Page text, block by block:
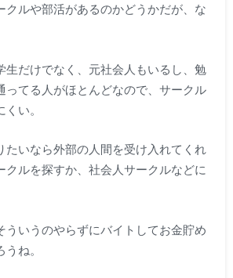
クルや部活があるのかどうかだが、な
生だけでなく、元社会人もいるし、勉
ってる人がほとんどなので、サークル
い。
たいなら外部の人間を受け入れてくれ
クルを探すか、社会人サークルなどに
ういうのやらずにバイトしてお金貯め
ね。